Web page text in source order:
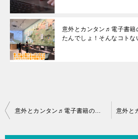
意外とカンタン♬電子書籍
たんでしょ！そんなコトな
投
意外とカンタン♬電子書籍の出版「難しいと思ってたんでしょ！そんなコトないですヨ